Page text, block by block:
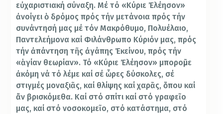
εὐχαριστιακή σύναξη. Μέ τό «Κύριε Ἐλέησον»
ἀνοίγει ὁ δρόμος πρός τήν μετάνοια πρός τήν
συνάντησή μας μέ τόν Μακρόθυμο, Πολυέλαιο,
Παντελεήμονα καί Φιλάνθρωπο Κύριόν μας, πρός
τήν ἀπάντηση τῆς ἀγάπης Ἐκείνου, πρός τήν
«ἁγίαν θεωρίαν». Τό «Κύριε Ἐλέησον» μποροῦμε
ἀκόμη νά τό λέμε καί σέ ὧρες δύσκολες, σέ
στιγμές μοναξιᾶς, καί θλίψης καί χαρᾶς, ὅπου καί
ἄν βρισκόμεθα. Καί στό σπίτι καί στό γραφεῖο
μας, καί στό νοσοκομεῖο, στό κατάστημα, στό